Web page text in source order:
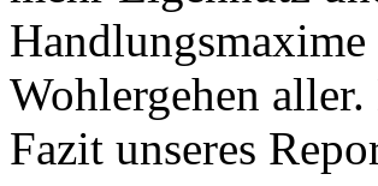
Wohlergehen
Fazit unseres